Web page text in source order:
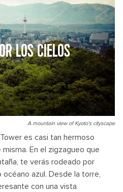
LOS CIELOS
A mountain view of Kyoto's cityscape
es casi tan hermoso
En el zigzagueo que
te verás rodeado por
azul. Desde la torre,
con una vista